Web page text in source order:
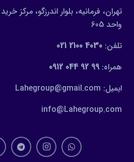
تهران، فرمانیه، بلوار اندرزگو، مرکز
واحد 605
تلفن: 4030 2100 021
همراه:99 92 044 0912
ایمیل: Lahegroup@gmail.com
info@Lahegroup.com